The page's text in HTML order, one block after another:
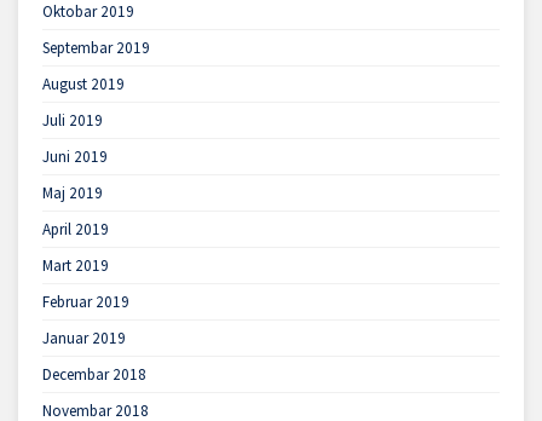
Oktobar 2019
Septembar 2019
August 2019
Juli 2019
Juni 2019
Maj 2019
April 2019
Mart 2019
Februar 2019
Januar 2019
Decembar 2018
Novembar 2018